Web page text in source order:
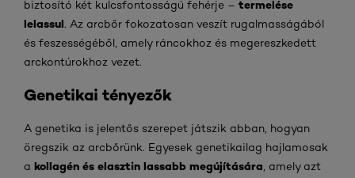
biztosító két kulcsfontosságú fehérje – termelése
lelassul. Az arcbőr fokozatosan veszít rugalmasságából
és feszességéből, amely ráncokhoz és megereszkedett
arckontúrokhoz vezet.
Genetikai tényezők
A genetika is jelentős szerepet játszik abban, hogyan
öregszik az arcbőrünk. Egyesek genetikailag hajlamosak
a kollagén és elasztin lassabb megújítására , amely azt